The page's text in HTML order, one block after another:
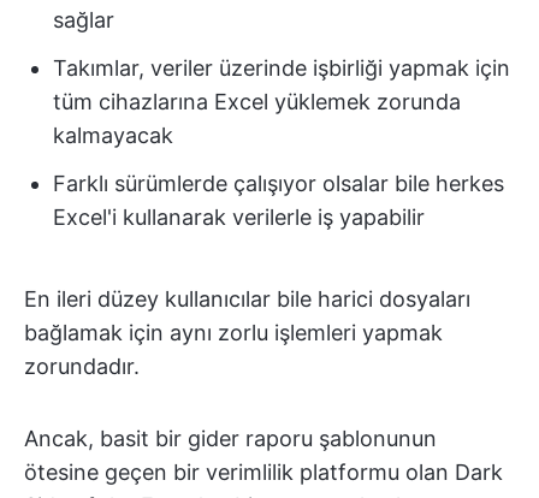
sağlar
Takımlar, veriler üzerinde işbirliği yapmak için
tüm cihazlarına Excel yüklemek zorunda
kalmayacak
Farklı sürümlerde çalışıyor olsalar bile herkes
Excel'i kullanarak verilerle iş yapabilir
En ileri düzey kullanıcılar bile harici dosyaları
bağlamak için aynı zorlu işlemleri yapmak
zorundadır.
Ancak, basit bir gider raporu şablonunun
ötesine geçen bir verimlilik platformu olan Dark